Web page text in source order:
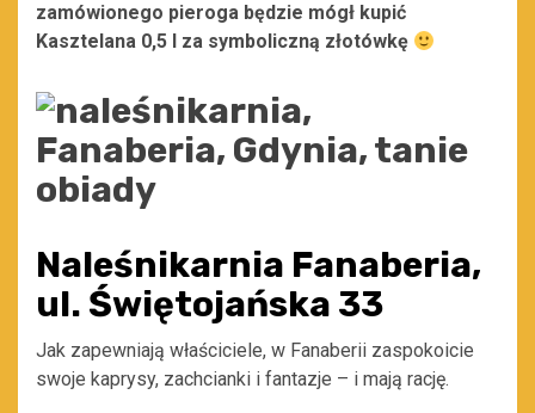
zamówionego pieroga będzie mógł kupić
Kasztelana 0,5 l za symboliczną złotówkę
Naleśnikarnia Fanaberia,
ul. Świętojańska 33
Jak zapewniają właściciele, w Fanaberii zaspokoicie
swoje kaprysy, zachcianki i fantazje – i mają rację.